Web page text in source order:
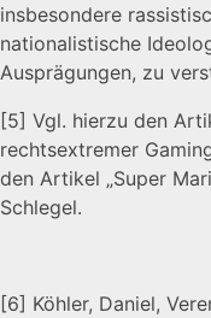
insbesondere
nationalistische
Ausprägungen, zu
[5] Vgl. hierzu den
rechtsextremer
den Artikel „Super
Schlegel.
[6] Köhler, Daniel,